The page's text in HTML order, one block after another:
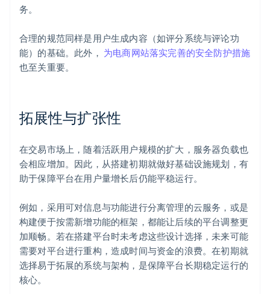
务。
合理的规范同样是用户生成内容（如评分系统与评论功
能）的基础。此外， 为电商网站落实完善的安全防护措施
也至关重要。
拓展性与扩张性
在交易市场上，随着活跃用户规模的扩大，服务器负载也
会相应增加。因此，从搭建初期就做好基础设施规划，有
助于保障平台在用户量增长后仍能平稳运行。
例如，采用可对信息与功能进行分离管理的云服务，或是
构建便于按需新增功能的框架，都能让后续的平台调整更
加顺畅。若在搭建平台时未考虑这些设计选择，未来可能
需要对平台进行重构，造成时间与资金的浪费。在初期就
选择易于拓展的系统与架构，是保障平台长期稳定运行的
核心。